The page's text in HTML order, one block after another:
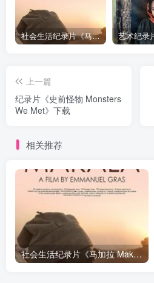
社会生活纪录片《马加拉 Makala》下载
上一篇
纪录片《史前怪物 Monsters
We Met》下载
相关推荐
社会生活纪录片《马加拉 Makala》下载